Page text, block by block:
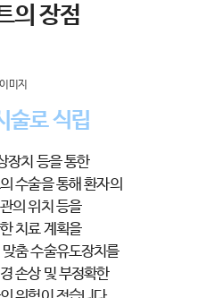
의 장점
술로 식립
장치 등을 통한
수술을 통해 환자의
의위치 등을
치료 계획을
춤 수술유도장치를
손상 및 부정확한